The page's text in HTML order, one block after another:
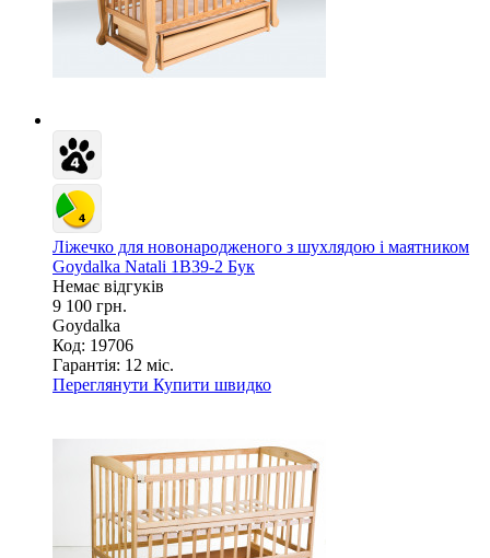
Ліжечко для новонародженого з шухлядою і маятником
Goydalka Natali 1В39-2 Бук
Немає відгуків
9 100 грн.
Goydalka
Код: 19706
Гарантія: 12 міс.
Переглянути Купити швидко